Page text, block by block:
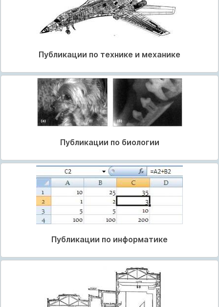
Публикации по технике и механике
Публикации по биологии
Публикации по информатике